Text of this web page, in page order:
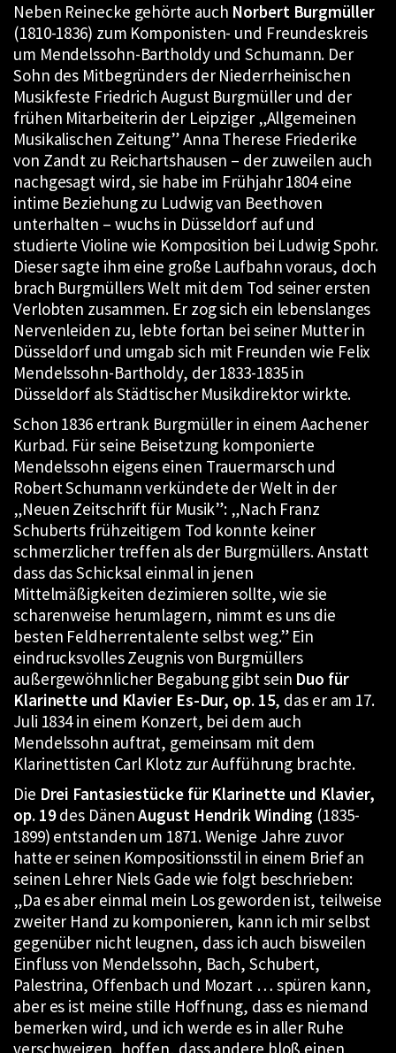
Neben Reinecke gehörte auch Norbert Burgmüller
(1810-1836) zum Komponisten- und Freundeskreis
um Mendelssohn-Bartholdy und Schumann. Der
Sohn des Mitbegründers der Niederrheinischen
Musikfeste Friedrich August Burgmüller und der
frühen Mitarbeiterin der Leipziger „Allgemeinen
Musikalischen Zeitung” Anna Therese Friederike
von Zandt zu Reichartshausen – der zuweilen auch
nachgesagt wird, sie habe im Frühjahr 1804 eine
intime Beziehung zu Ludwig van Beethoven
unterhalten – wuchs in Düsseldorf auf und
studierte Violine wie Komposition bei Ludwig Spohr.
Dieser sagte ihm eine große Laufbahn voraus, doch
brach Burgmüllers Welt mit dem Tod seiner ersten
Verlobten zusammen. Er zog sich ein lebenslanges
Nervenleiden zu, lebte fortan bei seiner Mutter in
Düsseldorf und umgab sich mit Freunden wie Felix
Mendelssohn-Bartholdy, der 1833-1835 in
Düsseldorf als Städtischer Musikdirektor wirkte.
Schon 1836 ertrank Burgmüller in einem Aachener
Kurbad. Für seine Beisetzung komponierte
Mendelssohn eigens einen Trauermarsch und
Robert Schumann verkündete der Welt in der
„Neuen Zeitschrift für Musik”: „Nach Franz
Schuberts frühzeitigem Tod konnte keiner
schmerzlicher treffen als der Burgmüllers. Anstatt
dass das Schicksal einmal in jenen
Mittelmäßigkeiten dezimieren sollte, wie sie
scharenweise herumlagern, nimmt es uns die
besten Feldherrentalente selbst weg.” Ein
eindrucksvolles Zeugnis von Burgmüllers
außergewöhnlicher Begabung gibt sein Duo für
Klarinette und Klavier Es-Dur, op. 15, das er am 17.
Juli 1834 in einem Konzert, bei dem auch
Mendelssohn auftrat, gemeinsam mit dem
Klarinettisten Carl Klotz zur Aufführung brachte.
Die Drei Fantasiestücke für Klarinette und Klavier,
op. 19des DänenAugust Hendrik Winding (1835-
1899) entstanden um 1871. Wenige Jahre zuvor
hatte er seinen Kompositionsstil in einem Brief an
seinen Lehrer Niels Gade wie folgt beschrieben:
„Da es aber einmal mein Los geworden ist, teilweise
zweiter Hand zu komponieren, kann ich mir selbst
gegenüber nicht leugnen, dass ich auch bisweilen
Einfluss von Mendelssohn, Bach, Schubert,
Palestrina, Offenbach und Mozart … spüren kann,
aber es ist meine stille Hoffnung, dass es niemand
bemerken wird, und ich werde es in aller Ruhe
verschweigen, hoffen, dass andere bloß einen